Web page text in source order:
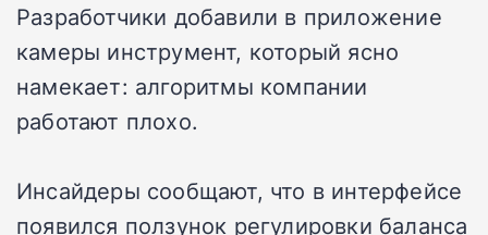
Разработчики добавили в приложение
камеры инструмент, который ясно
намекает: алгоритмы компании
работают плохо.
Инсайдеры сообщают, что в интерфейсе
появился ползунок регулировки баланса